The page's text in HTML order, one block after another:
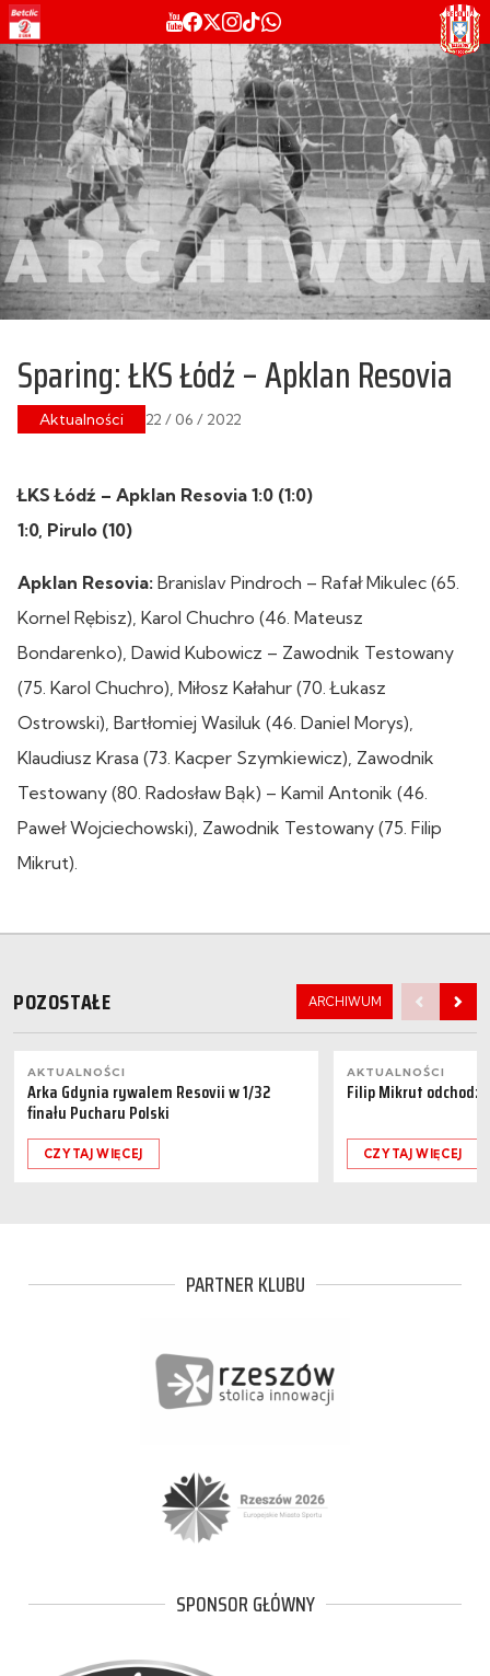
Sparing: ŁKS Łódź – Apklan Resovia
Aktualności 22 / 06 / 2022
ŁKS Łódź – Apklan Resovia 1:0 (1:0)
1:0, Pirulo (10)
Apklan Resovia: Branislav Pindroch – Rafał Mikulec (65.
Kornel Rębisz), Karol Chuchro (46. Mateusz
Bondarenko), Dawid Kubowicz – Zawodnik Testowany
(75. Karol Chuchro), Miłosz Kałahur (70. Łukasz
Ostrowski), Bartłomiej Wasiluk (46. Daniel Morys),
Klaudiusz Krasa (73. Kacper Szymkiewicz), Zawodnik
Testowany (80. Radosław Bąk) – Kamil Antonik (46.
Paweł Wojciechowski), Zawodnik Testowany (75. Filip
Mikrut).
POZOSTAŁE ARCHIWUM
AKTUALNOŚCI
Arka Gdynia rywalem Resovii w 1/32
finału Pucharu Polski
CZYTAJ WIĘCEJ
AKTUALNOŚCI
Filip Mikrut
CZYTAJ WIĘCEJ
PARTNER KLUBU
SPONSOR GŁÓWNY